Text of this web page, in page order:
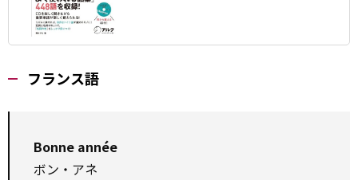
フランス語
Bonne année
ボン・アネ